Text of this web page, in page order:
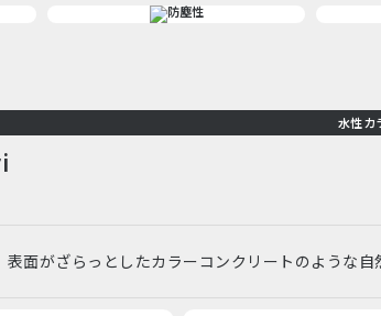
水性カ
面がざらっとしたカラーコンクリートのような自